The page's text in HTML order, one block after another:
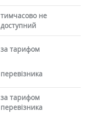
тимчасово не
доступний
за тарифом
перевізника
за тарифом
перевізника